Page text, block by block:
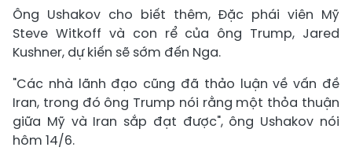
Ông Ushakov cho biết thêm, Đặc phái viên Mỹ
Steve Witkoff và con rể của ông Trump, Jared
Kushner, dự kiến ​​sẽ sớm đến Nga.
"Các nhà lãnh đạo cũng đã thảo luận về vấn đề
Iran, trong đó ông Trump nói rằng một thỏa thuận
giữa Mỹ và Iran sắp đạt được", ông Ushakov nói
hôm 14/6.